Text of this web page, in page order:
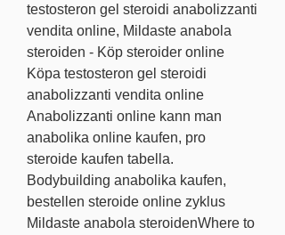
testosteron gel steroidi anabolizzanti
vendita online, Mildaste anabola
steroiden - Köp steroider online
Köpa testosteron gel steroidi
anabolizzanti vendita online
Anabolizzanti online kann man
anabolika online kaufen, pro
steroide kaufen tabella.
Bodybuilding anabolika kaufen,
bestellen steroide online zyklus
Mildaste anabola steroidenWhere to